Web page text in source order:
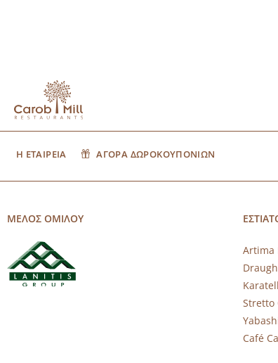
Η ΕΤΑΙΡΕΙΑ ΑΓΟΡΑ ΔΩΡΟΚΟΥΠΟΝΙΩΝ
ΜΕΛΟΣ ΟΜΙΛΟΥ
Artima
Stretto
Café